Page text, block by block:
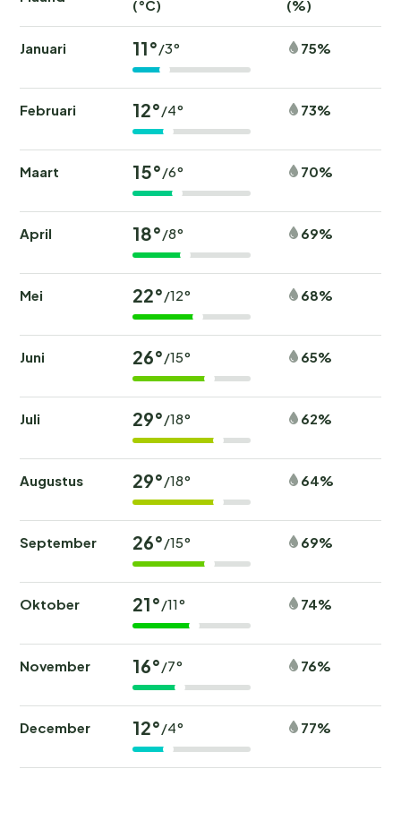
(°C) (%)
Januari 11°/3° 75%
Februari 12°/4° 73%
Maart 15°/6° 70%
April 18°/8° 69%
Mei 22°/12° 68%
Juni 26°/15° 65%
Juli 29°/18° 62%
Augustus 29°/18° 64%
September 26°/15° 69%
Oktober 21°/11° 74%
November 16°/7° 76%
December 12°/4° 77%